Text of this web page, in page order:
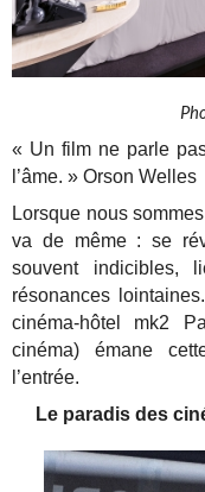
« Un film ne parle
l’âme. » Orson Welles
Lorsque nous
va de même : se
souvent indicibles,
résonances
cinéma-hôtel mk2
cinéma) émane
l’entrée.
Le paradis des